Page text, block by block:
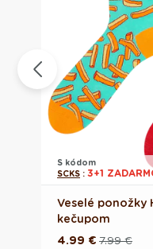
S kódom
SCKS : 3+1
Veselé ponožky
kečupom
Pôvodná7.99 €
Akciová
4.99 €